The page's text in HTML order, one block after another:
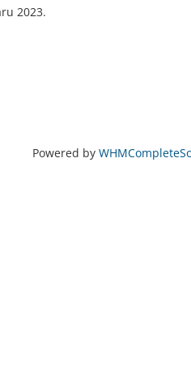
2023.
Powered by